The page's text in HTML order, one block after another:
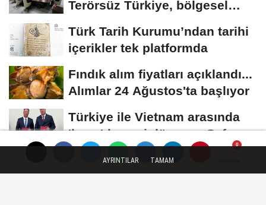
Terörsüz Türkiye, bölgesel
Türk Tarih Kurumu’ndan tarihi
içerikler tek platformda
Fındık alım fiyatları açıklandı...
Alımlar 24 Ağustos'ta başlıyor
Türkiye ile Vietnam arasında
'hava'da yeni dönem... Sefer
kapasitesi...
AYRINTILAR TAMAM